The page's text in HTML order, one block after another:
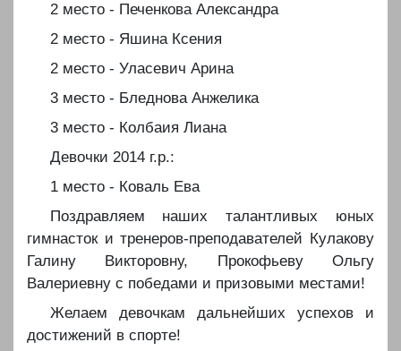
️2 место - Печенкова Александра
️2 место - Яшина Ксения
️2 место - Уласевич Арина
️3 место - Бледнова Анжелика
️3 место - Колбаия Лиана
️Девочки 2014 г.р.:
️1 место - Коваль Ева
️Поздравляем наших талантливых юных
гимнасток и тренеров-преподавателей Кулакову
Галину Викторовну, Прокофьеву Ольгу
Валериевну с победами и призовыми местами!
️Желаем девочкам дальнейших успехов и
достижений в спорте!